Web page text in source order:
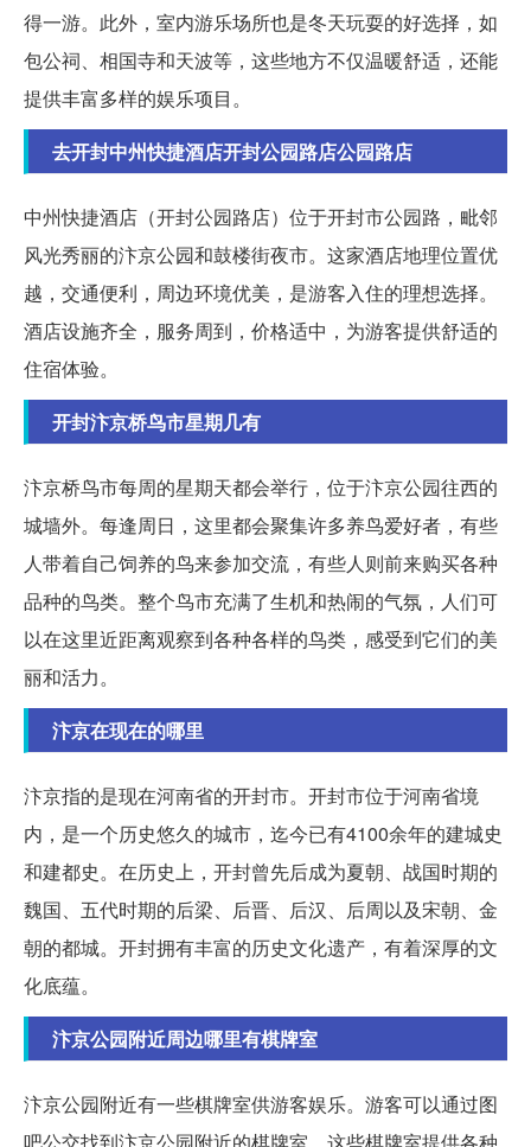
得一游。此外，室内游乐场所也是冬天玩耍的好选择，如
包公祠、相国寺和天波等，这些地方不仅温暖舒适，还能
提供丰富多样的娱乐项目。
去开封中州快捷酒店开封公园路店公园路店
中州快捷酒店（开封公园路店）位于开封市公园路，毗邻
风光秀丽的汴京公园和鼓楼街夜市。这家酒店地理位置优
越，交通便利，周边环境优美，是游客入住的理想选择。
酒店设施齐全，服务周到，价格适中，为游客提供舒适的
住宿体验。
开封汴京桥鸟市星期几有
汴京桥鸟市每周的星期天都会举行，位于汴京公园往西的
城墙外。每逢周日，这里都会聚集许多养鸟爱好者，有些
人带着自己饲养的鸟来参加交流，有些人则前来购买各种
品种的鸟类。整个鸟市充满了生机和热闹的气氛，人们可
以在这里近距离观察到各种各样的鸟类，感受到它们的美
丽和活力。
汴京在现在的哪里
汴京指的是现在河南省的开封市。开封市位于河南省境
内，是一个历史悠久的城市，迄今已有4100余年的建城史
和建都史。在历史上，开封曾先后成为夏朝、战国时期的
魏国、五代时期的后梁、后晋、后汉、后周以及宋朝、金
朝的都城。开封拥有丰富的历史文化遗产，有着深厚的文
化底蕴。
汴京公园附近周边哪里有棋牌室
汴京公园附近有一些棋牌室供游客娱乐。游客可以通过图